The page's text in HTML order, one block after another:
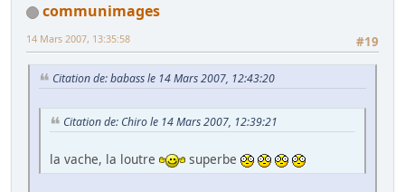
communimages
#19
14 Mars 2007, 13:35:58
Citation de: babass le 14 Mars 2007, 12:43:20
Citation de: Chiro le 14 Mars 2007, 12:39:21
la vache, la loutre superbe